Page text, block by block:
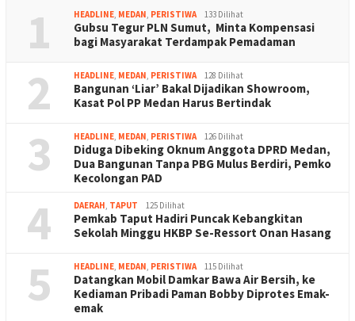
1 HEADLINE, MEDAN, PERISTIWA 133 Dilihat
Gubsu Tegur PLN Sumut, Minta Kompensasi
bagi Masyarakat Terdampak Pemadaman
2 HEADLINE, MEDAN, PERISTIWA 128 Dilihat
Bangunan ‘Liar’ Bakal Dijadikan Showroom,
Kasat Pol PP Medan Harus Bertindak
3 HEADLINE, MEDAN, PERISTIWA 126 Dilihat
Diduga Dibeking Oknum Anggota DPRD Medan,
Dua Bangunan Tanpa PBG Mulus Berdiri, Pemko
Kecolongan PAD
4 DAERAH, TAPUT 125 Dilihat
Pemkab Taput Hadiri Puncak Kebangkitan
Sekolah Minggu HKBP Se-Ressort Onan Hasang
5 HEADLINE, MEDAN, PERISTIWA 115 Dilihat
Datangkan Mobil Damkar Bawa Air Bersih, ke
Kediaman Pribadi Paman Bobby Diprotes Emak-
emak